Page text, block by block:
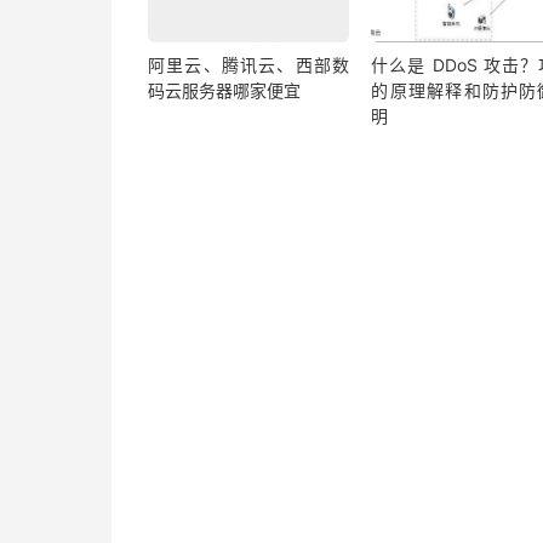
阿里云、腾讯云、西部数
码云服务器哪家便宜
什么是 DDoS 攻击？
的原理解释和防护防
明